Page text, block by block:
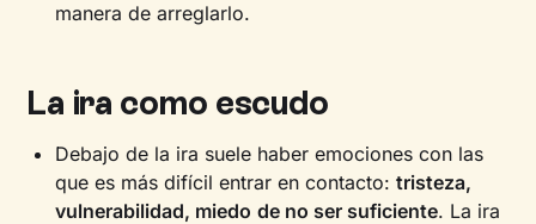
manera de arreglarlo.
La ira como escudo
Debajo de la ira suele haber emociones con las
que es más difícil entrar en contacto:tristeza,
vulnerabilidad, miedo de no ser suficiente. La ira